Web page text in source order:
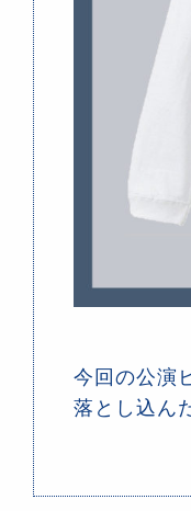
今回の公演
落とし込ん